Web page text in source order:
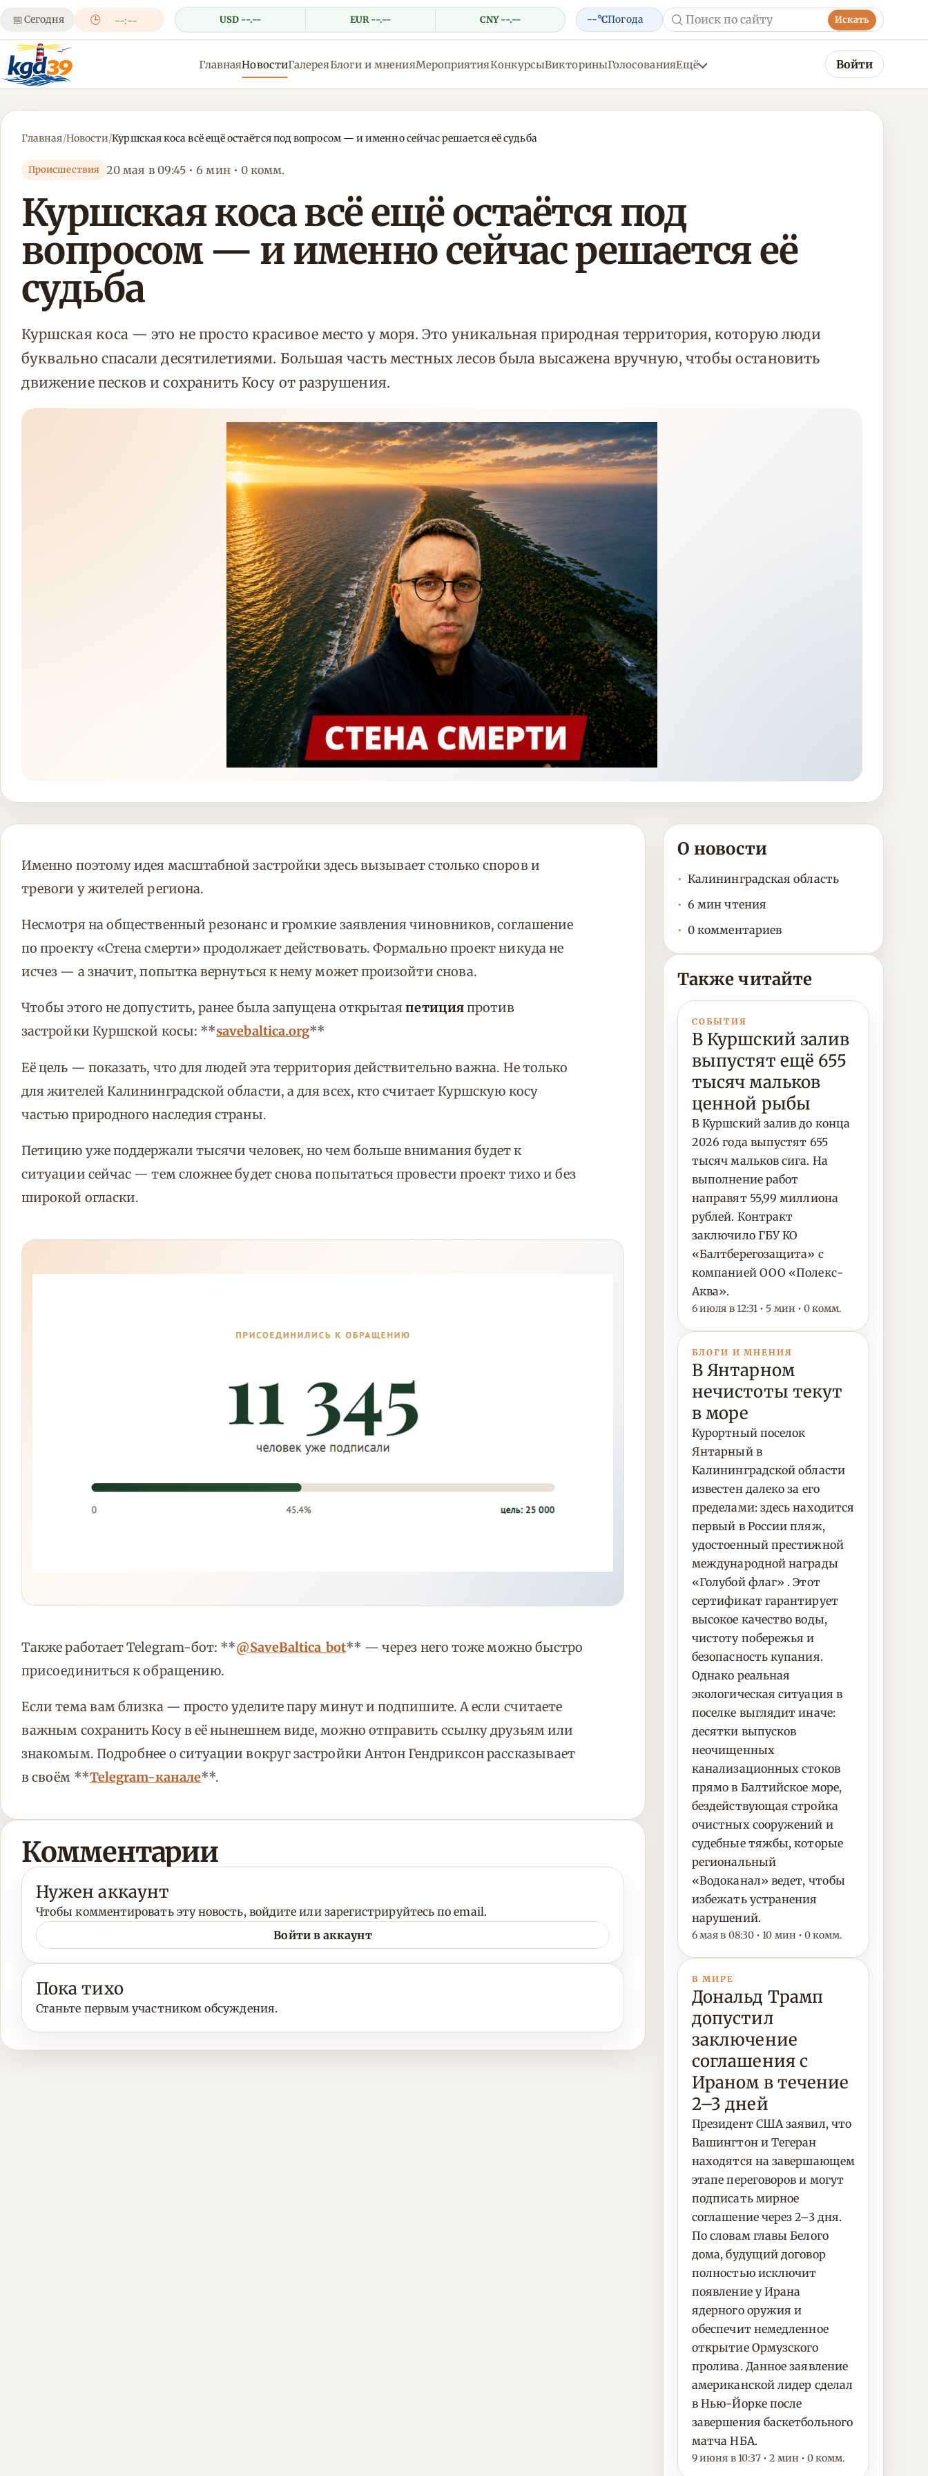
📅 Сегодня 🕒 --:-- USD --.-- EUR --.-- CNY --.-- --°CПогода Искать
ГлавнаяНовостиГалереяБлоги и мненияМероприятияКонкурсыВикториныГолосованияЕщё Войти
Главная/Новости/Куршская коса всё ещё остаётся под вопросом — и именно сейчас решается её судьба
Происшествия 20 мая в 09:45 • 6 мин • 0 комм.
Куршская коса всё ещё остаётся под
вопросом — и именно сейчас решается её
судьба
Куршская коса — это не просто красивое место у моря. Это уникальная природная территория, которую люди
буквально спасали десятилетиями. Большая часть местных лесов была высажена вручную, чтобы остановить
движение песков и сохранить Косу от разрушения.
Именно поэтому идея масштабной застройки здесь вызывает столько споров и
тревоги у жителей региона.
Несмотря на общественный резонанс и громкие заявления чиновников, соглашение
по проекту «Стена смерти» продолжает действовать. Формально проект никуда не
исчез — а значит, попытка вернуться к нему может произойти снова.
Чтобы этого не допустить, ранее была запущена открытая петицияпротив
застройки Куршской косы: **savebaltica.org**
Её цель — показать, что для людей эта территория действительно важна. Не только
для жителей Калининградской области, а для всех, кто считает Куршскую косу
частью природного наследия страны.
Петицию уже поддержали тысячи человек, но чем больше внимания будет к
ситуации сейчас — тем сложнее будет снова попытаться провести проект тихо и без
широкой огласки.
Также работает Telegram-бот: **@SaveBaltica_bot** — через него тоже можно быстро
присоединиться к обращению.
Если тема вам близка — просто уделите пару минут и подпишите. А если считаете
важным сохранить Косу в её нынешнем виде, можно отправить ссылку друзьям или
знакомым. Подробнее о ситуации вокруг застройки Антон Гендриксон рассказывает
в своём **Telegram-канале**.
Комментарии
Нужен аккаунт
Чтобы комментировать эту новость, войдите или зарегистрируйтесь по email.
Войти в аккаунт
Пока тихо
Станьте первым участником обсуждения.
О новости
Калининградская область
6 мин чтения
0 комментариев
Также читайте
СОБЫТИЯ
В Куршский залив
выпустят ещё 655
тысяч мальков
ценной рыбы
В Куршский залив до конца
2026 года выпустят 655
тысяч мальков сига. На
выполнение работ
направят 55,99 миллиона
рублей. Контракт
заключило ГБУ КО
«Балтберегозащита» с
компанией ООО «Полекс-
Аква».
6 июля в 12:31 • 5 мин • 0 комм.
БЛОГИ И МНЕНИЯ
В Янтарном
нечистоты текут
в море
Курортный поселок
Янтарный в
Калининградской области
известен далеко за его
пределами: здесь находится
первый в России пляж,
удостоенный престижной
международной награды
«Голубой флаг» . Этот
сертификат гарантирует
высокое качество воды,
чистоту побережья и
безопасность купания.
Однако реальная
экологическая ситуация в
поселке выглядит иначе:
десятки выпусков
неочищенных
канализационных стоков
прямо в Балтийское море,
бездействующая стройка
очистных сооружений и
судебные тяжбы, которые
региональный
«Водоканал» ведет, чтобы
избежать устранения
нарушений.
6 мая в 08:30 • 10 мин • 0 комм.
В МИРЕ
Дональд Трамп
допустил
заключение
соглашения с
Ираном в течение
2–3 дней
Президент США заявил, что
Вашингтон и Тегеран
находятся на завершающем
этапе переговоров и могут
подписать мирное
соглашение через 2–3 дня.
По словам главы Белого
дома, будущий договор
полностью исключит
появление у Ирана
ядерного оружия и
обеспечит немедленное
открытие Ормузского
пролива. Данное заявление
американской лидер сделал
в Нью-Йорке после
завершения баскетбольного
матча НБА.
9 июня в 10:37 • 2 мин • 0 комм.